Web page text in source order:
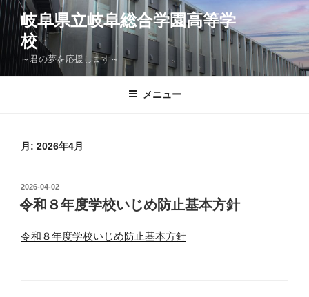
コ
ン
テ
ン
ツ
岐阜県立岐阜総合学園高等学
校
～君の夢を応援します～
メニュー
月: 2026年4月
投
稿
日:
2026-04-02
令和８年度学校いじめ防止基本方針
令和８年度学校いじめ防止基本方針